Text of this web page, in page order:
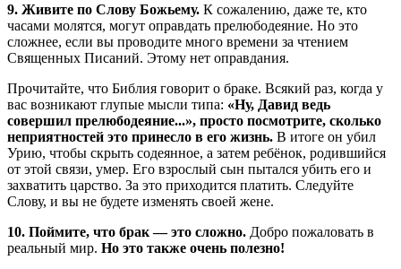
9. Живите по Слову Божьему. К сожалению, даже те, кто
часами молятся, могут оправдать прелюбодеяние. Но это
сложнее, если вы проводите много времени за чтением
Священных Писаний. Этому нет оправдания.
Прочитайте, что Библия говорит о браке. Всякий раз, когда у
вас возникают глупые мысли типа: «Ну, Давид ведь
совершил прелюбодеяние...», просто посмотрите, сколько
неприятностей это принесло в его жизнь. В итоге он убил
Урию, чтобы скрыть содеянное, а затем ребёнок, родившийся
от этой связи, умер. Его взрослый сын пытался убить его и
захватить царство. За это приходится платить. Следуйте
Слову, и вы не будете изменять своей жене.
10. Поймите, что брак — это сложно. Добро пожаловать в
реальный мир. Но это также очень полезно!